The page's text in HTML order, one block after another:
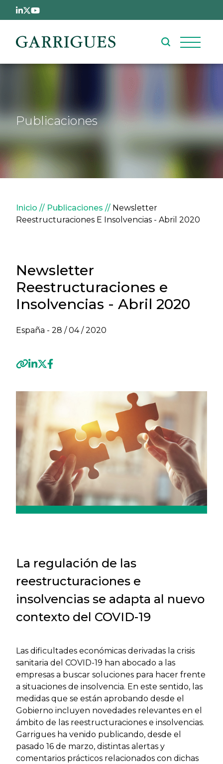
Pasar al contenido principal
Publicaciones
Sobrescribir enlaces de
Inicio Publicaciones
Newsletter
Reestructuraciones E Insolvencias - Abril 2020
Newsletter
Reestructuraciones e
Insolvencias - Abril 2020
España - 28 / 04 / 2020
La regulación de las
reestructuraciones e
insolvencias se adapta al nuevo
contexto del COVID-19
Las dificultades económicas derivadas la crisis
sanitaria del COVID-19 han abocado a las
empresas a buscar soluciones para hacer frente
a situaciones de insolvencia. En este sentido, las
medidas que se están aprobando desde el
Gobierno incluyen novedades relevantes en el
ámbito de las reestructuraciones e insolvencias.
Garrigues ha venido publicando, desde el
pasado 16 de marzo, distintas alertas y
comentarios prácticos relacionados con dichas